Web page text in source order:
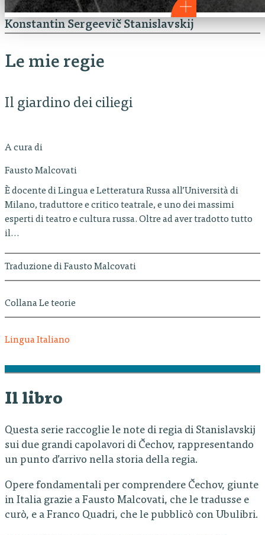
Konstantin Sergeevič Stanislavskij
Le mie regie
Il giardino dei ciliegi
A cura di
Fausto Malcovati
È docente di Lingua e Letteratura Russa all’Università di
Milano, traduttore e critico teatrale, e uno dei massimi
esperti di teatro e cultura russa. Oltre ad aver tradotto tutto
il…
Traduzione di Fausto Malcovati
Collana Le teorie
Lingua Italiano
Il libro
Questa serie raccoglie le note di regia di Stanislavskij
sui due grandi capolavori di Čechov, rappresentando
un punto d’arrivo nella storia della regia.
Opere fondamentali per comprendere Čechov, giunte
in Italia grazie a Fausto Malcovati, che le tradusse e
curò, e a Franco Quadri, che le pubblicò con Ubulibri.